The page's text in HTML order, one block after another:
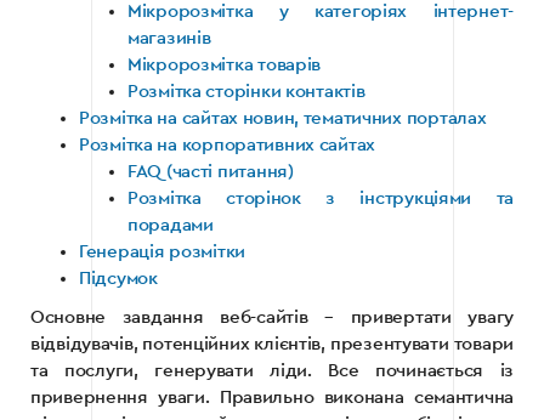
Мікророзмітка у категоріях інтернет-
магазинів
Мікророзмітка товарів
Розмітка сторінки контактів
Розмітка на сайтах новин, тематичних порталах
Розмітка на корпоративних сайтах
FAQ (часті питання)
Розмітка сторінок з інструкціями та
порадами
Генерація розмітки
Підсумок
Основне завдання веб-сайтів – привертати увагу
відвідувачів, потенційних клієнтів, презентувати товари
та послуги, генерувати ліди. Все починається із
привернення уваги. Правильно виконана семантична